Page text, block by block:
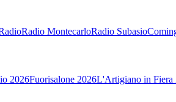
Radio MontecarloRadio Subasio
2026Fuorisalone 2026L'Artigiano in Fiera